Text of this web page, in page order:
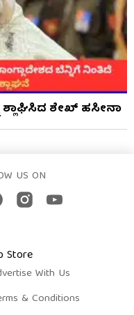
ಶೇಖ್ ಹಸೀನಾ
US ON
With Us
& Conditions